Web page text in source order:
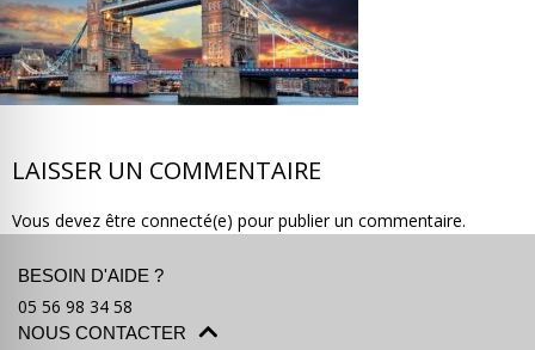
LAISSER UN COMMENTAIRE
Vous devez être connecté(e) pour publier un commentaire.
BESOIN D'AIDE ?
05 56 98 34 58
NOUS CONTACTER
partir ? Devis & contact